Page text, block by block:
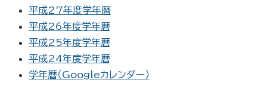
平成27年度学年暦
平成26年度学年暦
平成25年度学年暦
平成24年度学年暦
学年暦（Googleカレンダー）